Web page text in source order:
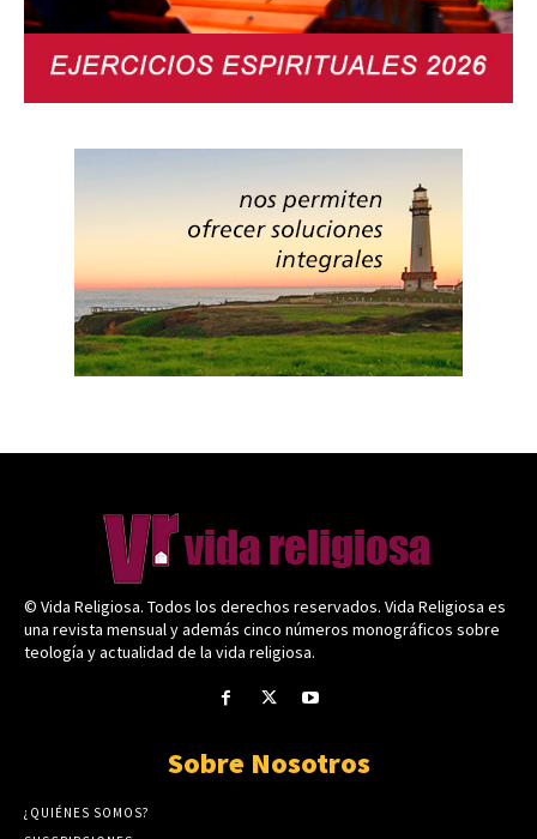
© Vida Religiosa. Todos los derechos reservados. Vida Religiosa es
una revista mensual y además cinco números monográficos sobre
teología y actualidad de la vida religiosa.
Sobre Nosotros
¿QUIÉNES SOMOS?